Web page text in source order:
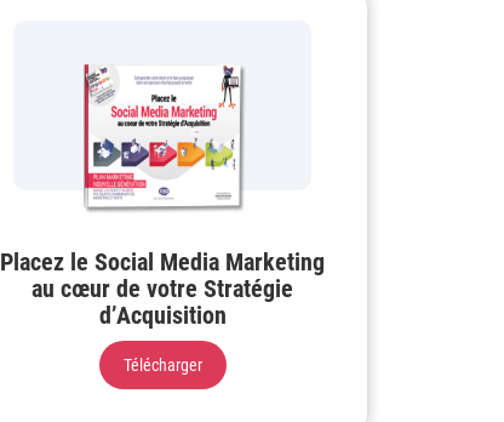
Placez le Social Media Marketing
au cœur de votre Stratégie
d’Acquisition
Télécharger